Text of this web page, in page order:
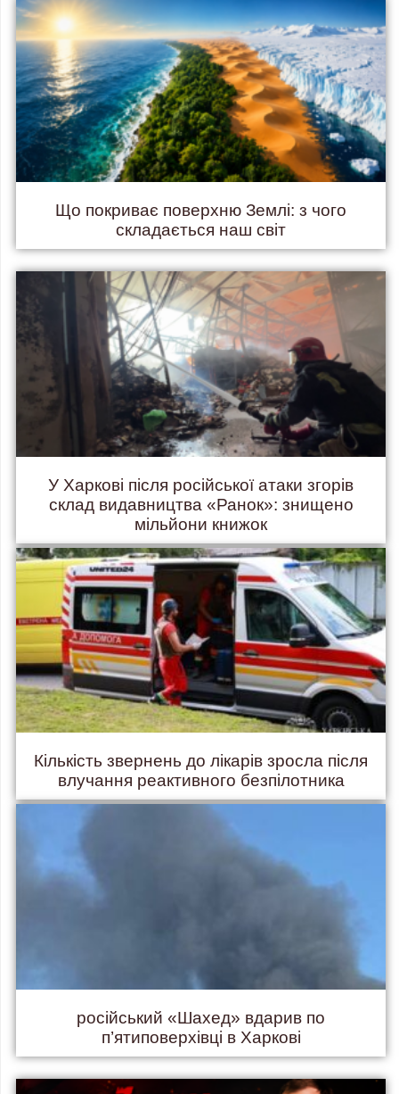
Що покриває поверхню Землі: з чого
складається наш світ
У Харкові після російської атаки згорів
склад видавництва «Ранок»: знищено
мільйони книжок
Кількість звернень до лікарів зросла після
влучання реактивного безпілотника
російський «Шахед» вдарив по
п’ятиповерхівці в Харкові